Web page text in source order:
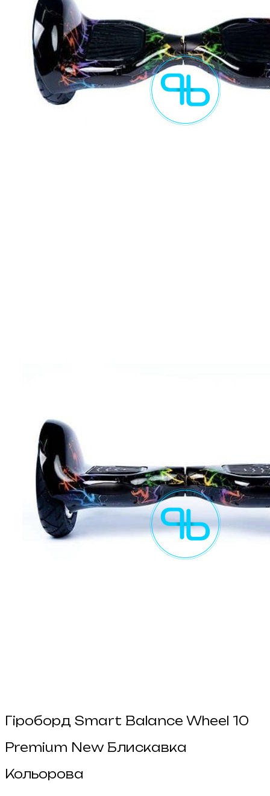
Гіроборд Smart Balance Wheel 10
Premium New Блискавка
Кольорова